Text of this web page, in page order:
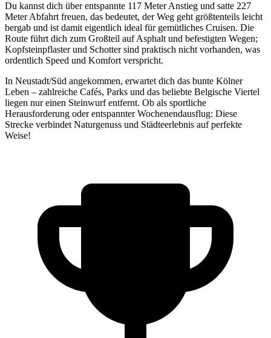
Du kannst dich über entspannte 117 Meter Anstieg und satte 227
Meter Abfahrt freuen, das bedeutet, der Weg geht größtenteils leicht
bergab und ist damit eigentlich ideal für gemütliches Cruisen. Die
Route führt dich zum Großteil auf Asphalt und befestigten Wegen;
Kopfsteinpflaster und Schotter sind praktisch nicht vorhanden, was
ordentlich Speed und Komfort verspricht.
In Neustadt/Süd angekommen, erwartet dich das bunte Kölner
Leben – zahlreiche Cafés, Parks und das beliebte Belgische Viertel
liegen nur einen Steinwurf entfernt. Ob als sportliche
Herausforderung oder entspannter Wochenendausflug: Diese
Strecke verbindet Naturgenuss und Städteerlebnis auf perfekte
Weise!